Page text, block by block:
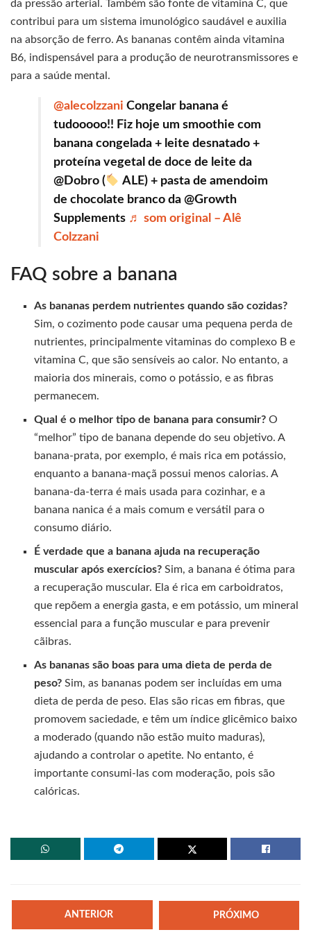
da pressão arterial. Também são fonte de vitamina C, que
contribui para um sistema imunológico saudável e auxilia
na absorção de ferro. As bananas contêm ainda vitamina
B6, indispensável para a produção de neurotransmissores e
para a saúde mental.
@alecolzzani Congelar banana é
tudooooo!! Fiz hoje um smoothie com
banana congelada + leite desnatado +
proteína vegetal de doce de leite da
@Dobro (
ALE) + pasta de amendoim
de chocolate branco da @Growth
Supplements ♬ som original – Alê
Colzzani
FAQ sobre a banana
As bananas perdem nutrientes quando são cozidas?
Sim, o cozimento pode causar uma pequena perda de
nutrientes, principalmente vitaminas do complexo B e
vitamina C, que são sensíveis ao calor. No entanto, a
maioria dos minerais, como o potássio, e as fibras
permanecem.
Qual é o melhor tipo de banana para consumir? O
“melhor” tipo de banana depende do seu objetivo. A
banana-prata, por exemplo, é mais rica em potássio,
enquanto a banana-maçã possui menos calorias. A
banana-da-terra é mais usada para cozinhar, e a
banana nanica é a mais comum e versátil para o
consumo diário.
É verdade que a banana ajuda na recuperação
muscular após exercícios? Sim, a banana é ótima para
a recuperação muscular. Ela é rica em carboidratos,
que repõem a energia gasta, e em potássio, um mineral
essencial para a função muscular e para prevenir
cãibras.
As bananas são boas para uma dieta de perda de
peso? Sim, as bananas podem ser incluídas em uma
dieta de perda de peso. Elas são ricas em fibras, que
promovem saciedade, e têm um índice glicêmico baixo
a moderado (quando não estão muito maduras),
ajudando a controlar o apetite. No entanto, é
importante consumi-las com moderação, pois são
calóricas.
ANTERIOR PRÓXIMO